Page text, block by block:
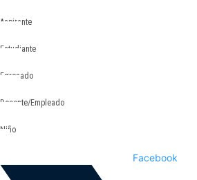
Aspirante
Estudiante
Egresado
Docente/Empleado
Niño
Facebook